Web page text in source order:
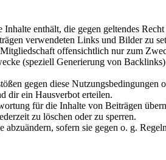
enthält, die gegen geltendes
verwendeten Links und Bilder zu
offensichtlich nur zum
(speziell Generierung von
gegen diese
dir ein Hausverbot erteilen.
für die Inhalte von Beiträgen
zu löschen oder zu sperren.
sofern sie gegen o. g.